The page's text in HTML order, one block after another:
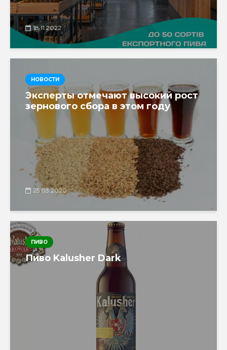
18.11.2022
НОВОСТИ
Эксперты отмечают высокий рост
зернового сбора в этом году
25.03.2020
ПИВО
Пиво Kalusher Dark